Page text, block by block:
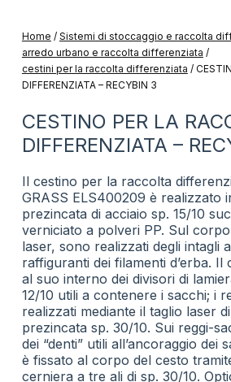
Home / Sistemi di stoccaggio e raccolta
arredo urbano e raccolta differenziata /
cestini per la raccolta differenziata /
DIFFERENZIATA – RECYBIN 3
CESTINO PER LA
DIFFERENZIATA –
Il cestino per la raccolta
GRASS ELS400209 è realizzato
prezincata di acciaio sp. 15/10
verniciato a polveri PP. Sul
laser, sono realizzati degli intagli
raffiguranti dei filamenti d’erba. Il
al suo interno dei divisori di
12/10 utili a contenere i sacchi; i
realizzati mediante il taglio laser
prezincata sp. 30/10. Sui reggi-
dei “denti” utili all’ancoraggio dei
è fissato al corpo del cesto
cerniera a tre ali di sp. 30/10.